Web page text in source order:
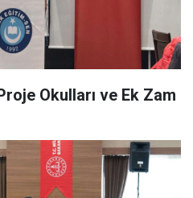
Okulları ve Ek Zam